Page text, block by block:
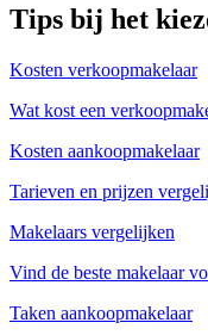
Tips bij het
Kosten verkoopmakelaar
Wat kost een
Kosten aankoopmakelaar
Tarieven en prijzen
Makelaars vergelijken
Vind de beste makelaar
Taken aankoopmakelaar